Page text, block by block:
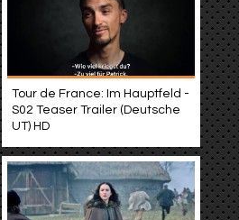
Tour de France: Im Hauptfeld -
S02 Teaser Trailer (Deutsche
UT) HD